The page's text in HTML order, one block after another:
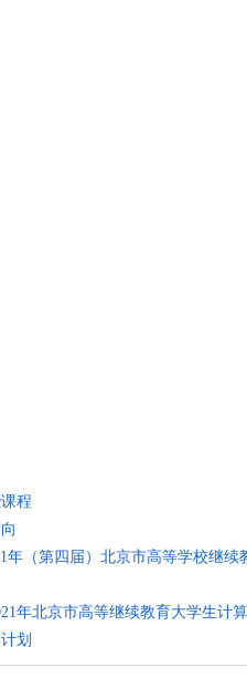
程
年（第四届）北京市高等学校继
年北京市高等继续教育大学生计
划